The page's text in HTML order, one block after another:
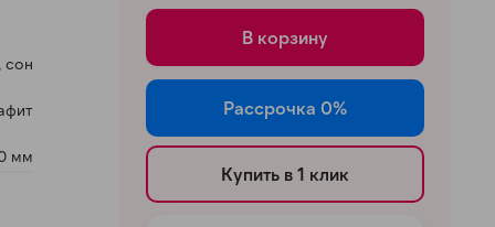
сон
мм
В корзину
Рассрочка 0%
Купить в 1 клик